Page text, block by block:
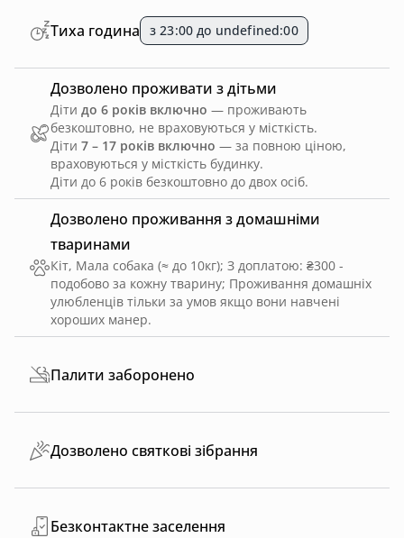
Дозволено проживання з домашніми
тваринами
Кіт, Мала собака (≈ до 10кг); З доплатою: ₴300 -
подобово за кожну тварину; Проживання домашніх
улюбленців тільки за умов якщо вони навчені
хороших манер.
Дозволено проживати з дітьми
Діти до 6 років включно — проживають
безкоштовно, не враховуються у місткість.
Діти 7 – 17 років включно — за повною ціною,
враховуються у місткість будинку.
Діти до 6 років безкоштовно до двох осіб.
Тиха година з 23:00 до undefined:00
Палити заборонено
Дозволено святкові зібрання
Безконтактне заселення